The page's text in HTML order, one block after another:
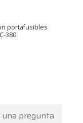
portafusibles
380
una pregunta